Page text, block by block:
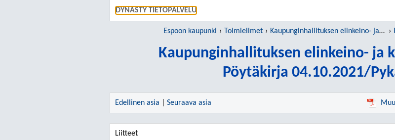
DYNASTY TIETOPALVELU
Espoon kaupunki Toimielimet Kaupunginhallituksen elinkeino- ja kilpailukykyjaosto
Kaupunginhallituksen elinkeino- ja
Pöytäkirja 04.10.2021/
Edellinen asia Seuraava asia
Liitteet